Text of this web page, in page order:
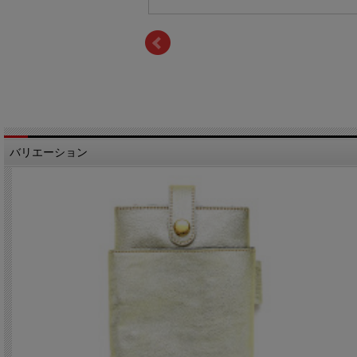
バリエーション